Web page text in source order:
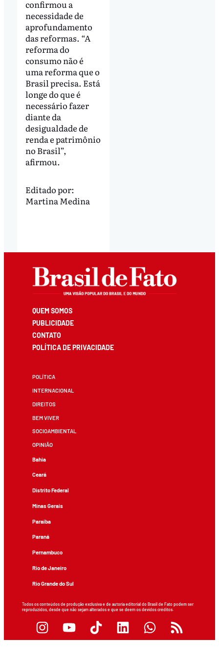
confirmou a
necessidade de
aprofundamento
das reformas. “A
reforma do
consumo não é
uma reforma que o
Brasil precisa. Está
longe do que é
necessário fazer
diante da
desigualdade de
renda e patrimônio
no Brasil”,
afirmou.
Editado por:
Martina Medina
QUEM SOMOS
PUBLICIDADE
CONTATO
POLÍTICA DE PRIVACIDADE
POLÍTICA
INTERNACIONAL
DIREITOS
BEM VIVER
SOCIOAMBIENTAL
OPINIÃO
Bahia
Ceará
Distrito Federal
Minas Gerais
Paraíba
Paraná
Pernambuco
Rio de Janeiro
Rio Grande do Sul
Todos os conteúdos de produção exclusiva e de autoria editorial do Brasil de Fato podem ser
reproduzidos, desde que não sejam alterados e que se deem os devidos créditos.